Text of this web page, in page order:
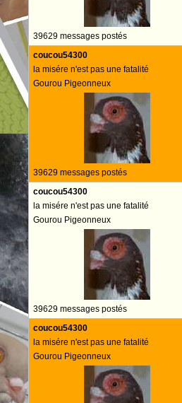
39629 messages postés
coucou54300
la misére n'est pas une fatalité
Gourou Pigeonneux
39629 messages postés
coucou54300
la misére n'est pas une fatalité
Gourou Pigeonneux
39629 messages postés
coucou54300
la misére n'est pas une fatalité
Gourou Pigeonneux